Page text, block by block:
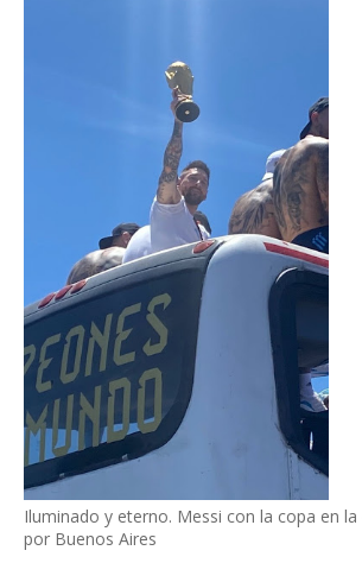
Iluminado y eterno. Messi con la copa en
por Buenos Aires